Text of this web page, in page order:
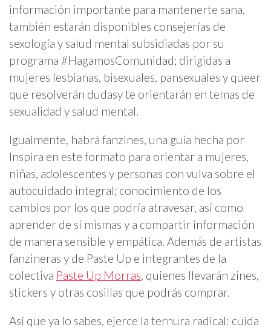
información importante para mantenerte sana,
también estarán disponibles consejerías de
sexología y salud mental subsidiadas por su
programa #HagamosComunidad; dirigidas a
mujeres lesbianas, bisexuales, pansexuales y queer
que resolverán dudasy te orientarán en temas de
sexualidad y salud mental.
Igualmente, habrá fanzines, una guía hecha por
Inspira en este formato para orientar a mujeres,
niñas, adolescentes y personas con vulva sobre el
autocuidado integral; conocimiento de los
cambios por los que podría atravesar, así como
aprender de sí mismas y a compartir información
de manera sensible y empática. Además de artistas
fanzineras y de Paste Up e integrantes de la
colectiva Paste Up Morras, quienes llevarán zines,
stickers y otras cosillas que podrás comprar.
Así que ya lo sabes, ejerce la ternura radical: cuida